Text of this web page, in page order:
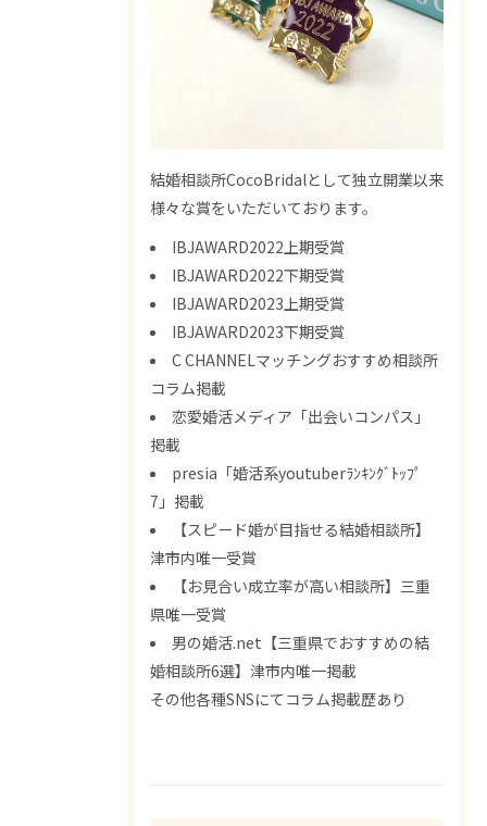
結婚相談所CocoBridalとして独立開業以来
様々な賞をいただいております。
IBJAWARD2022上期受賞
IBJAWARD2022下期受賞
IBJAWARD2023上期受賞
IBJAWARD2023下期受賞
C CHANNELマッチングおすすめ相談所
コラム掲載
恋愛婚活メディア「出会いコンパス」
掲載
presia「婚活系youtuberﾗﾝｷﾝｸﾞﾄｯﾌﾟ
7」掲載
【スピード婚が目指せる結婚相談所】
津市内唯一受賞
【お見合い成立率が高い相談所】三重
県唯一受賞
男の婚活.net【三重県でおすすめの結
婚相談所6選】津市内唯一掲載
その他各種SNSにてコラム掲載歴あり